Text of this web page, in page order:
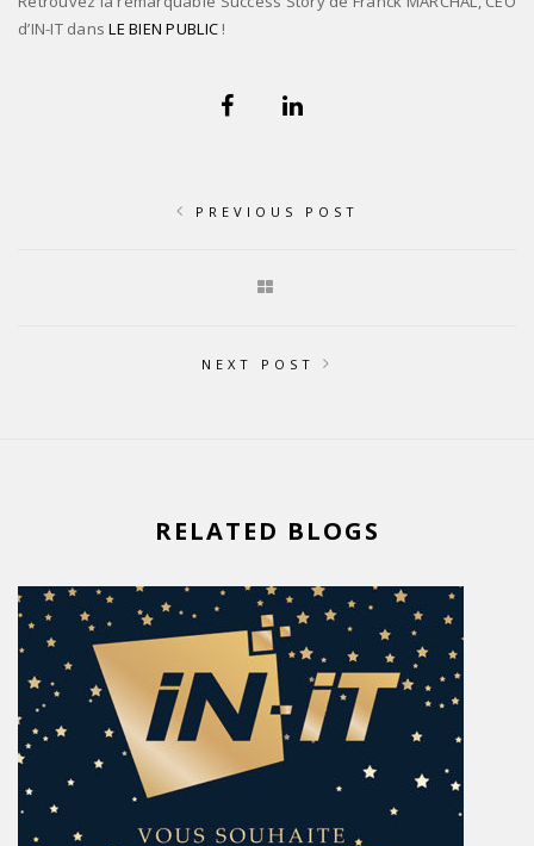
d’IN-IT dansLE BIEN PUBLIC !
PREVIOUS POST
NEXT POST
RELATED BLOGS